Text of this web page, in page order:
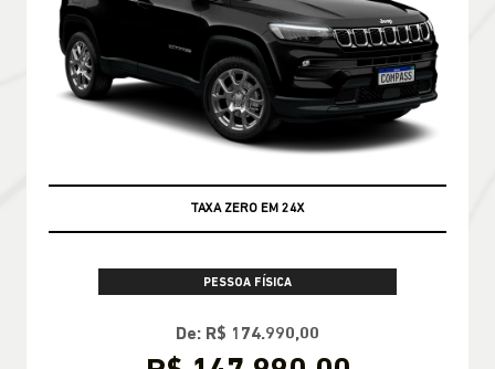
TAXA ZERO EM 24X
PESSOA FÍSICA
De: R$ 174.990,00